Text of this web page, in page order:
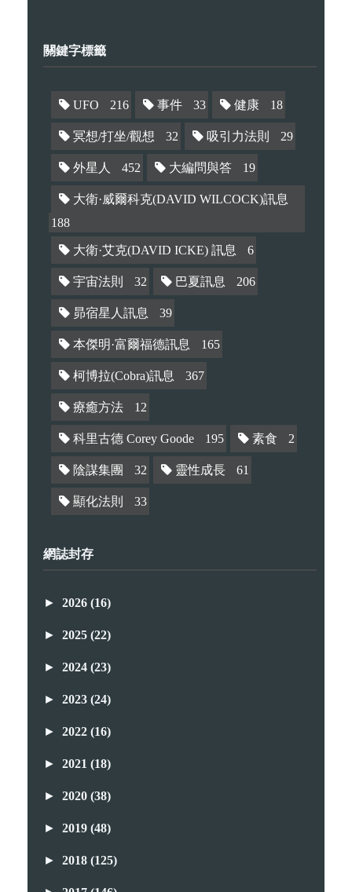
關鍵字標籤
UFO 216 事件 33 健康 18
冥想/打坐/觀想 32 吸引力法則 29
外星人 452 大編問與答 19
大衛·威爾科克(DAVID WILCOCK)訊息
188
大衛·艾克(DAVID ICKE) 訊息 6
宇宙法則 32 巴夏訊息 206
昴宿星人訊息 39
本傑明·富爾福德訊息 165
柯博拉(Cobra)訊息 367
療癒方法 12
科里古德 Corey Goode 195 素食 2
陰謀集團 32 靈性成長 61
顯化法則 33
網誌封存
► 2026 (16)
► 2025 (22)
► 2024 (23)
► 2023 (24)
► 2022 (16)
► 2021 (18)
► 2020 (38)
► 2019 (48)
► 2018 (125)